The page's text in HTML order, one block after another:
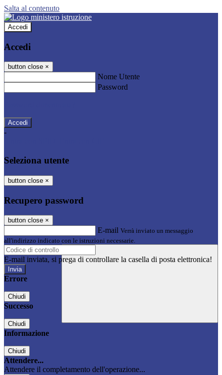
Salta al contenuto
Accedi
Accedi
button close ×
Nome Utente
Password
-
Seleziona utente
button close ×
Recupero password
button close ×
E-mail Verrà inviato un messaggio
all'indirizzo indicato con le istruzioni necessarie.
E-mail inviata, si prega di controllare la casella di posta elettronica!
Errore
Chiudi
Successo
Chiudi
Informazione
Chiudi
Attendere...
Attendere il completamento dell'operazione...